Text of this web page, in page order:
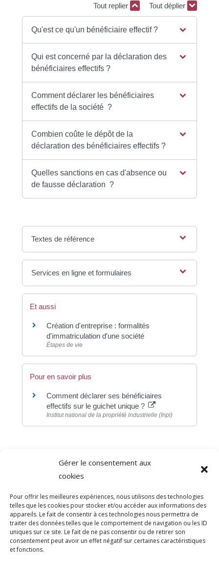
Gérer le consentement aux
cookies
Pour offrir les meilleures expériences, nous utilisons des technologies
telles que les cookies pour stocker et/ou accéder aux informations des
appareils. Le fait de consentir à ces technologies nous permettra de
traiter des données telles que le comportement de navigation ou les ID
uniques sur ce site. Le fait de ne pas consentir ou de retirer son
consentement peut avoir un effet négatif sur certaines caractéristiques
et fonctions.
Tout replier Tout déplier
Qu'est ce qu'un bénéficiaire effectif ?
Qui est concerné par la déclaration des
bénéficiaires effectifs ?
Comment déclarer les bénéficiaires
effectifs de la société ?
Combien coûte le dépôt de la
déclaration des bénéficiaires effectifs ?
Quelles sanctions en cas d'absence ou
de fausse déclaration ?
Textes de référence
Services en ligne et formulaires
Et aussi
Création d'entreprise : formalités
d'immatriculation d'une société
Étapes de vie
Pour en savoir plus
Comment déclarer ses bénéficiaires
effectifs sur le guichet unique ?
Institut national de la propriété industrielle (Inpi)
Direction de l'information légale et administrative
comarquage developpé par